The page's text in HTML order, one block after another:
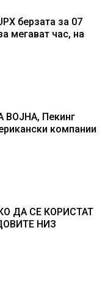
берзата за 07
мегават час, на
Пекинг
компании
ДА СЕ КОРИСТАТ
НИЗ